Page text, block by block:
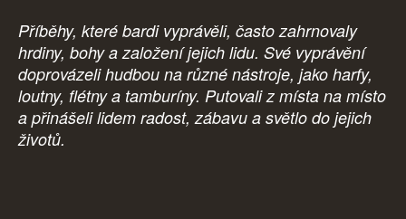
Příběhy, které bardi vyprávěli, často zahrnovaly
hrdiny, bohy a založení jejich lidu. Své vyprávění
doprovázeli hudbou na různé nástroje, jako harfy,
loutny, flétny a tamburíny. Putovali z místa na místo
a přinášeli lidem radost, zábavu a světlo do jejich
životů.